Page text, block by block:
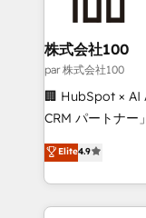
solutions that
and loop
Our multicultural
and English to
measurable growth. 🌎 Highlights: • 10+
Migration
LATAM 2022,
株式会社100
par 株式会社100
🏢 HubSpot × AI
CRM パートナー」 経営課題と現場業務をつなぐAIネイ
ティブ・エージ
力で顧客フロント業務
をする会社か？
トを組み込んだ
Elite4.9